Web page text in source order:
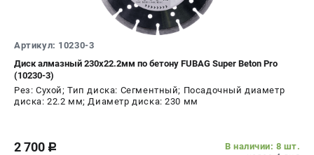
Артикул: 10230-3
Диск алмазный 230х22.2мм по бетону FUBAG Super Beton Pro
(10230-3)
Рез: Сухой; Тип диска: Сегментный; Посадочный диаметр
диска: 22.2 мм; Диаметр диска: 230 мм
2 700 c
В наличии: 8 шт.